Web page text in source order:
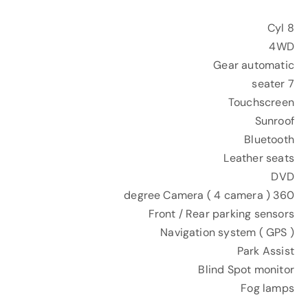
8 Cyl
4WD
Gear automatic
7 seater
Touchscreen
Sunroof
Bluetooth
Leather seats
DVD
360 degree Camera ( 4 camera )
Front / Rear parking sensors
Navigation system ( GPS )
Park Assist
Blind Spot monitor
Fog lamps